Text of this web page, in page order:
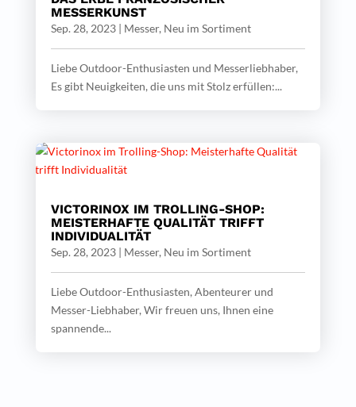
MESSERKUNST
Sep. 28, 2023| Messer, Neu im Sortiment
Liebe Outdoor-Enthusiasten und Messerliebhaber,
Es gibt Neuigkeiten, die uns mit Stolz erfüllen:...
VICTORINOX IM TROLLING-SHOP:
MEISTERHAFTE QUALITÄT TRIFFT
INDIVIDUALITÄT
Sep. 28, 2023| Messer, Neu im Sortiment
Liebe Outdoor-Enthusiasten, Abenteurer und
Messer-Liebhaber, Wir freuen uns, Ihnen eine
spannende...